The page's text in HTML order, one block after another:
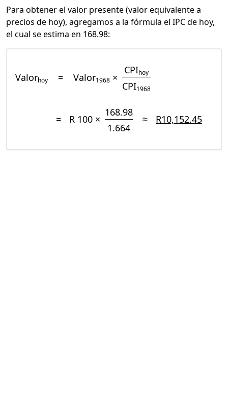
Para obtener el valor presente (valor equivalente a
precios de hoy), agregamos a la fórmula el IPC de hoy,
el cual se estima en 168.98:
Valorhoy = Valor1968 ×
CPIhoy
CPI1968
= R 100 ×
168.98
1.664
≈ R10,152.45